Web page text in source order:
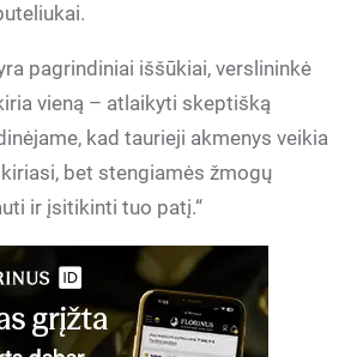
pagrindiniai iššūkiai, verslininkė
vieną – atlaikyti skeptišką
kad taurieji akmenys veikia
bet stengiamės žmogų
ir įsitikinti tuo patį.“